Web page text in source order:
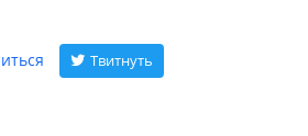
Твитнуть